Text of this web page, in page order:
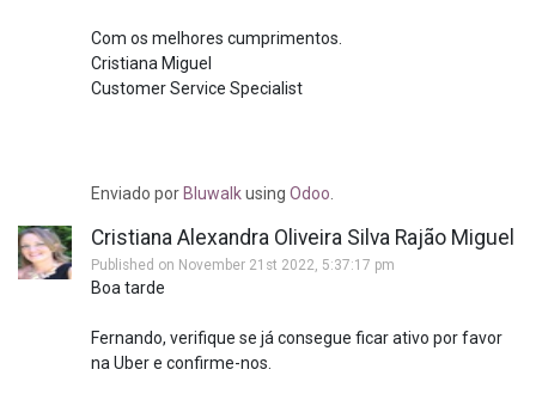
Com os melhores cumprimentos.
Cristiana Miguel
Customer Service Specialist
Enviado por Bluwalkusing Odoo.
Cristiana Alexandra Oliveira Silva Rajão Miguel
Published on November 21st 2022, 5:37:17 pm
Boa tarde
Fernando, verifique se já consegue ficar ativo por favor
na Uber e confirme-nos.